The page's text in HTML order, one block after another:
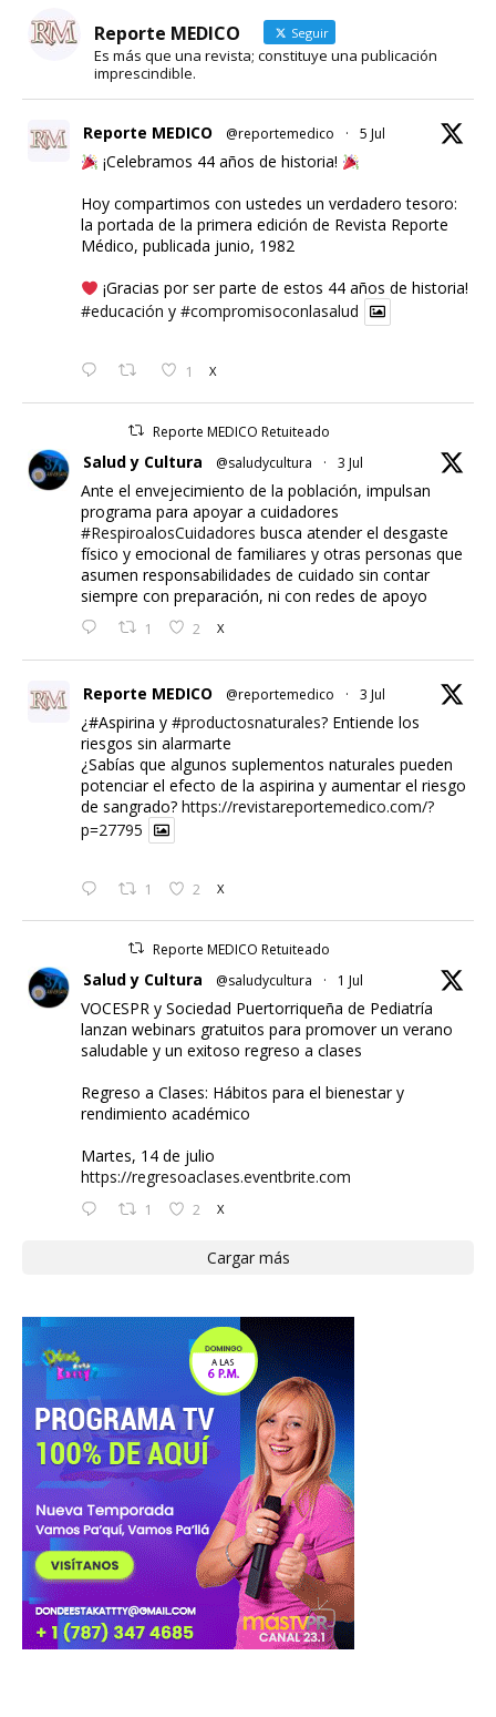
Reporte MEDICO Seguir
Es más que una revista; constituye una publicación
imprescindible.
Reporte MEDICO @reportemedico · 5 Jul
¡Celebramos 44 años de historia!
Hoy compartimos con ustedes un verdadero tesoro:
la portada de la primera edición de Revista Reporte
Médico, publicada junio, 1982
¡Gracias por ser parte de estos 44 años de historia!
#educación y #compromisoconlasalud
1 X
Reporte MEDICO Retuiteado
Salud y Cultura @saludycultura · 3 Jul
Ante el envejecimiento de la población, impulsan
programa para apoyar a cuidadores
#RespiroalosCuidadores busca atender el desgaste
físico y emocional de familiares y otras personas que
asumen responsabilidades de cuidado sin contar
siempre con preparación, ni con redes de apoyo
1 2 X
Reporte MEDICO @reportemedico · 3 Jul
¿#Aspirina y #productosnaturales? Entiende los
riesgos sin alarmarte
¿Sabías que algunos suplementos naturales pueden
potenciar el efecto de la aspirina y aumentar el riesgo
de sangrado? https://revistareportemedico.com/?
p=27795
1 2 X
Reporte MEDICO Retuiteado
Salud y Cultura @saludycultura · 1 Jul
VOCESPR y Sociedad Puertorriqueña de Pediatría
lanzan webinars gratuitos para promover un verano
saludable y un exitoso regreso a clases
Regreso a Clases: Hábitos para el bienestar y
rendimiento académico
Martes, 14 de julio
https://regresoaclases.eventbrite.com
1 2 X
Cargar más